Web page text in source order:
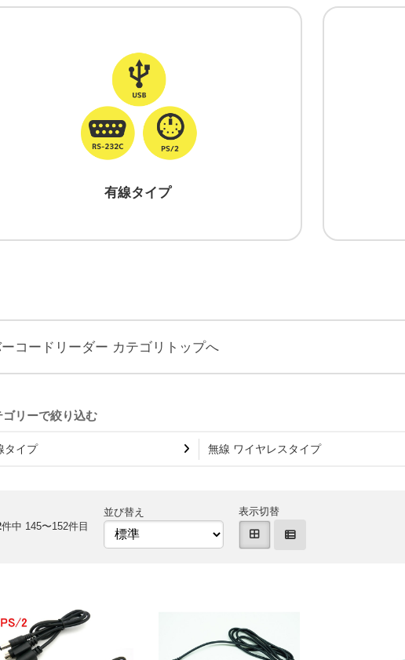
有線タイプ
コードリーダー カテゴリトップへ
タイプ 無線 ワイヤレスタイプ
件中 145〜152件目
並び替え 表示切替